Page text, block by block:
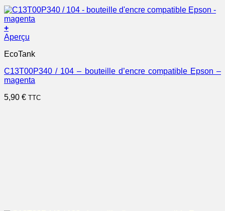
+
Aperçu
EcoTank
C13T00P340 / 104 – bouteille d’encre compatible Epson –
magenta
5,90 € TTC